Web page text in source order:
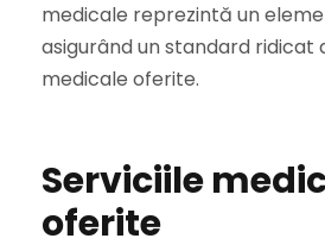
medicale reprezintă un
asigurând un standard ridicat
medicale oferite.
Serviciile
oferite